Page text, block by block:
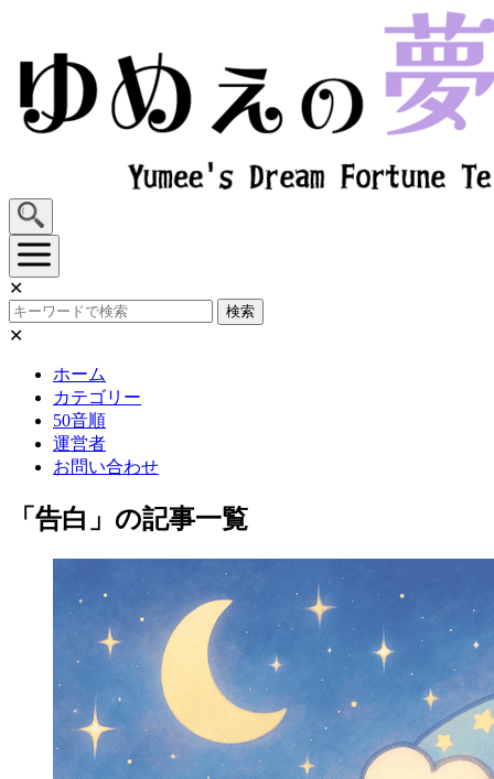
content
✕
検索
✕
ホーム
カテゴリー
50音順
運営者
お問い合わせ
「告白」の記事一覧